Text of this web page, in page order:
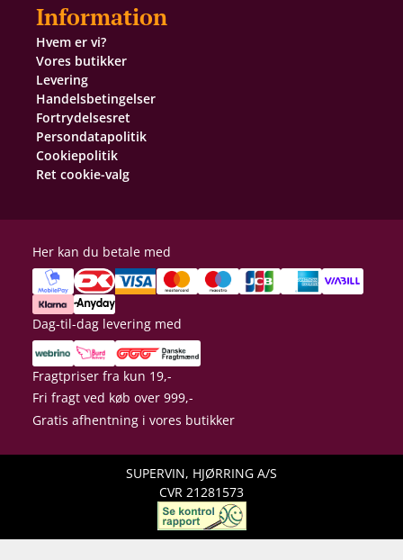
Information
Hvem er vi?
Vores butikker
Levering
Handelsbetingelser
Fortrydelsesret
Persondatapolitik
Cookiepolitik
Ret cookie-valg
Her kan du betale med
Dag-til-dag levering med
Fragtpriser fra kun 19,-
Fri fragt ved køb over 999,-
Gratis afhentning i vores butikker
SUPERVIN, HJØRRING A/S
CVR 21281573